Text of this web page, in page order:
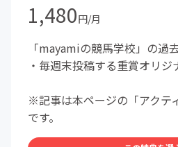
1,480円/月
「mayamiの競馬学校」の過
・毎週末投稿する重賞オリ
※記事は本ページの「アクテ
です。